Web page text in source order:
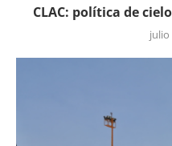
CLAC: política de
julio